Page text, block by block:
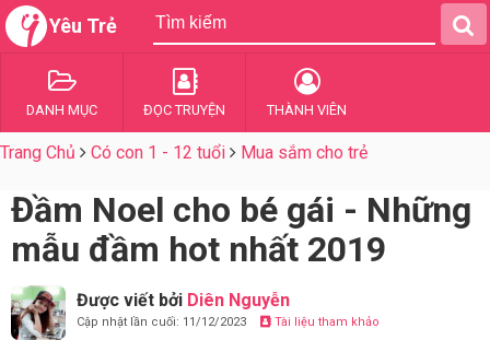
Yêu Trẻ
DANH MỤC ĐỌC TRUYỆN THÀNH VIÊN
Trang Chủ Có con 1 - 12 tuổi Mua sắm cho trẻ
Đầm Noel cho bé gái - Những
mẫu đầm hot nhất 2019
Được viết bởi Diên Nguyễn
Cập nhật lần cuối: 11/12/2023 Tài liệu tham khảo